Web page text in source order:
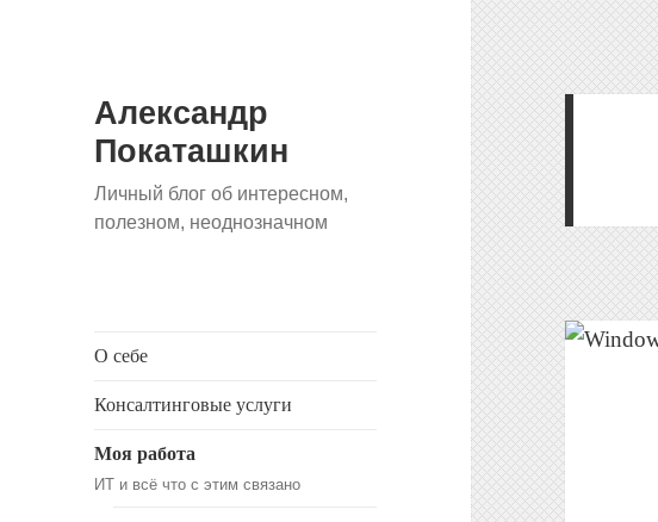
Александр
Покаташкин
Личный блог об интересном,
полезном, неоднозначном
О себе
Консалтинговые услуги
Моя работа
ИТ и всё что с этим связано